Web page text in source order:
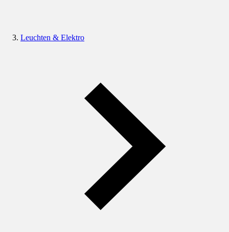
Leuchten & Elektro